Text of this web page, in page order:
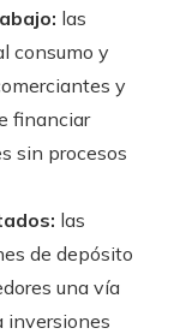
las
consumo y
y
financiar
sin procesos
las
de depósito
una vía
inversiones